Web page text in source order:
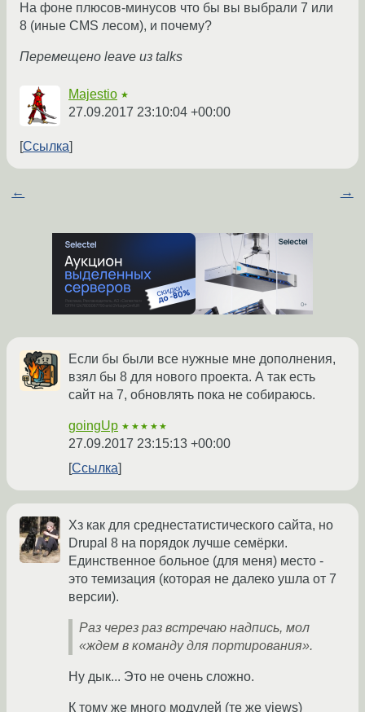
На фоне плюсов-минусов что бы вы выбрали 7 или
8 (иные CMS лесом), и почему?
Перемещено leave из talks
Majestio ★
27.09.2017 23:10:04 +00:00
Ссылка
← →
Если бы были все нужные мне дополнения,
взял бы 8 для нового проекта. А так есть
сайт на 7, обновлять пока не собираюсь.
goingUp ★★★★★
27.09.2017 23:15:13 +00:00
Ссылка
Хз как для среднестатистического сайта, но
Drupal 8 на порядок лучше семёрки.
Единственное больное (для меня) место -
это темизация (которая не далеко ушла от 7
версии).
Раз через раз встречаю надпись, мол
«ждем в команду для портирования».
Ну дык... Это не очень сложно.
К тому же много модулей (те же views)